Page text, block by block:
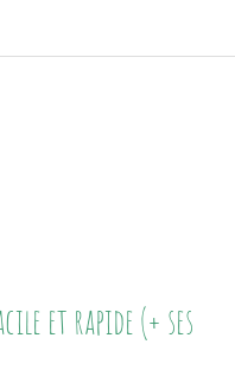
et rapide (+ ses